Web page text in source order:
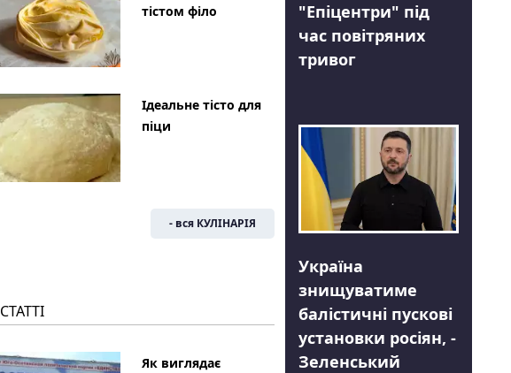
тістом філо
Ідеальне тісто для
піци
- вся КУЛІНАРІЯ
СТАТТІ
Як виглядає
"Епіцентри" під
час повітряних
тривог
Україна
знищуватиме
балістичні пускові
установки росіян, -
Зеленський